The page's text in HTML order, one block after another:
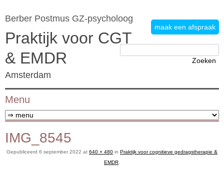
maak een afspraak
Berber Postmus GZ-psycholoog
Praktijk voor CGT
& EMDR
Amsterdam
Menu
Ga naar de inhoud
IMG_8545
Gepubliceerd 6 september 2022 at 640 × 480 in Praktijk voor cognitieve gedragstherapie &
EMDR